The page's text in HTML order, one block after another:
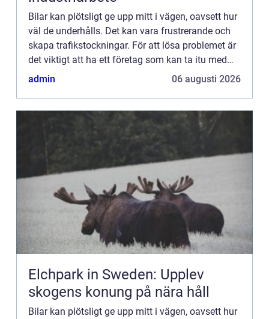
Bilar kan plötsligt ge upp mitt i vägen, oavsett hur
väl de underhålls. Det kan vara frustrerande och
skapa trafikstockningar. För att lösa problemet är
det viktigt att ha ett företag som kan ta itu med
s&arin...
admin 06 augusti 2026
Elchpark in Sweden: Upplev
skogens konung på nära håll
Bilar kan plötsligt ge upp mitt i vägen, oavsett hur